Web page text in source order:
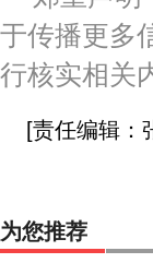
于传播更多
行核实相关
[责任编辑：
为您推荐